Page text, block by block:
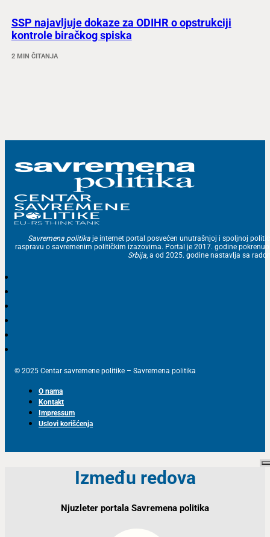
SSP najavljuje dokaze za ODIHR o opstrukciji
kontrole biračkog spiska
2 MIN ČITANJA
Savremena politika je internet portal posvećen unutrašnjoj i spoljnoj
raspravu o savremenim političkim izazovima. Portal je 2017. godine
Srbija, a od 2025. godine nastavlja sa
© 2025 Centar savremene politike – Savremena politika
O nama
Kontakt
Impressum
Uslovi korišćenja
Između redova
Njuzleter portala Savremena politika